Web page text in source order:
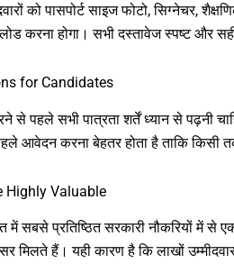
को पासपोर्ट साइज फोटो, सिग्नेचर,
करना होगा। सभी दस्तावेज स्पष्ट और
for Candidates
से पहले सभी पात्रता शर्तें ध्यान से पढ़नी
आवेदन करना बेहतर होता है ताकि किसी
Highly Valuable
में सबसे प्रतिष्ठित सरकारी नौकरियों में से
मिलते हैं। यही कारण है कि लाखों